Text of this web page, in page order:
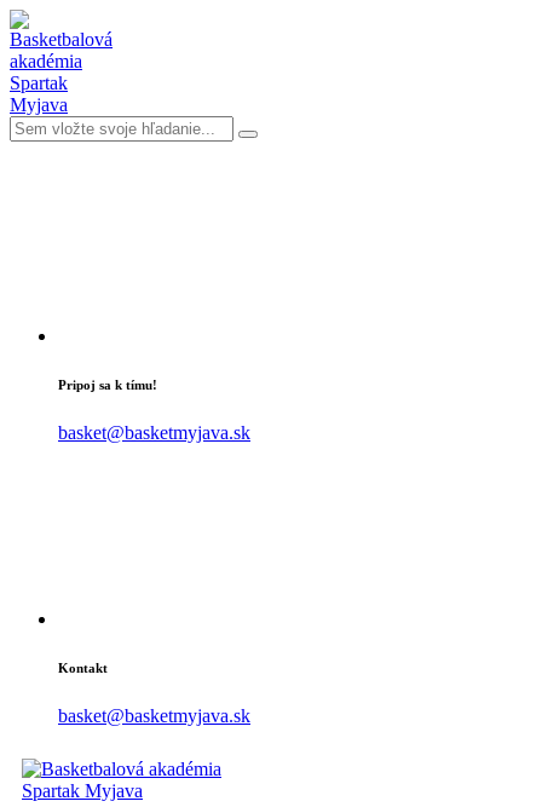
Pripoj sa k tímu!
basket@basketmyjava.sk
Kontakt
basket@basketmyjava.sk